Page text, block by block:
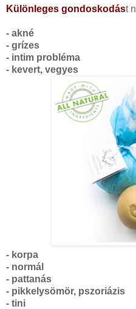
Különleges gondoskodást
- akné
- grízes
- intim probléma
- kevert, vegyes
- korpa
- normál
- pattanás
- pikkelysömör, pszoriázis
- tini